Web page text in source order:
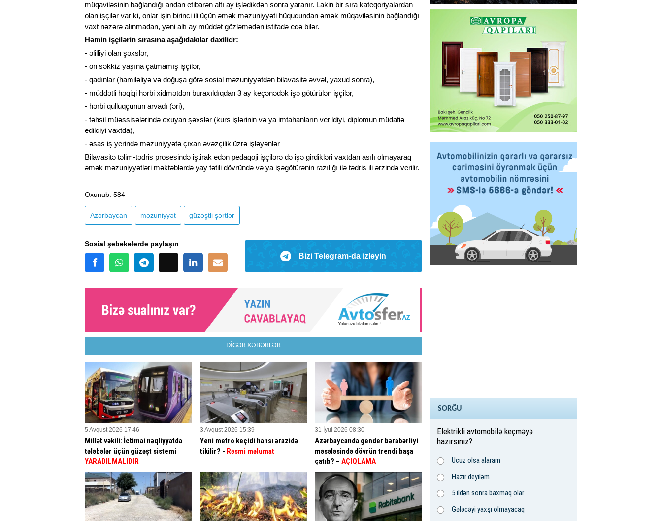
müqaviləsinin bağlandığı andan etibarən altı ay işlədikdən sonra yaranır. Lakin bir sıra kateqoriyalardan
olan işçilər var ki, onlar işin birinci ili üçün əmək məzuniyyəti hüququndan əmək müqaviləsinin bağlandığı
vaxt nəzərə alınmadan, yəni altı ay müddət gözləmədən istifadə edə bilər.
Həmin işçilərin sırasına aşağıdakılar daxilidr:
- əlilliyi olan şəxslər,
- on səkkiz yaşına çatmamış işçilər,
- qadınlar (hamiləliyə və doğuşa görə sosial məzuniyyətdən bilavasitə əvvəl, yaxud sonra),
- müddətli həqiqi hərbi xidmətdən buraxıldıqdan 3 ay keçənədək işə götürülən işçilər,
- hərbi qulluqçunun arvadı (əri),
- təhsil müəssisələrində oxuyan şəxslər (kurs işlərinin və ya imtahanların verildiyi, diplomun müdafiə
edildiyi vaxtda),
- əsas iş yerində məzuniyyətə çıxan əvəzçilik üzrə işləyənlər
Bilavasitə təlim-tədris prosesində iştirak edən pedaqoji işçilərə də işə girdikləri vaxtdan asılı olmayaraq
əmək məzuniyyətləri məktəblərdə yay tətili dövründə və ya işəgötürənin razılığı ilə tədris ili ərzində verilir.
Oxunub: 584
Azərbaycan məzuniyyət güzəştli şərtlər
Sosial şəbəkələrdə paylaşın
Bizi Telegram-da izləyin
DİGƏR XƏBƏRLƏR
5 Avqust 2026 17:46
Millət vəkili: İctimai nəqliyyatda
tələbələr üçün güzəşt sistemi
YARADILMALIDIR
3 Avqust 2026 15:39
Yeni metro keçidi hansı ərazidə
tikilir? - Rəsmi məlumat
31 İyul 2026 08:30
Azərbaycanda gender bərabərliyi
məsələsində dövrün trendi başa
çatıb? –AÇIQLAMA
SORĞU
Elektrikli avtomobilə keçməyə
hazırsınız?
Ucuz olsa alaram
Hazır deyiləm
5 ildən sonra baxmaq olar
Gələcəyi yaxşı olmayacaq